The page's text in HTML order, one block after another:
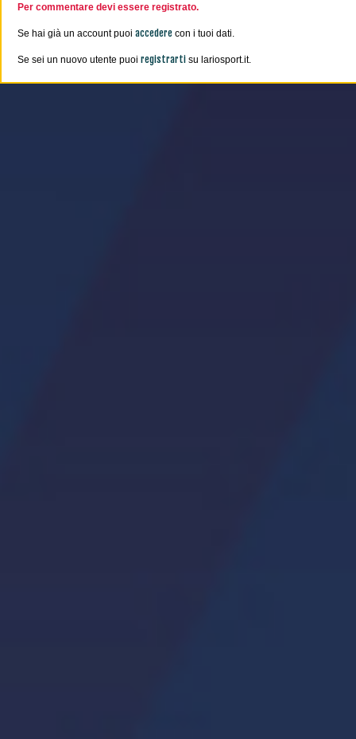
Per commentare devi essere registrato.
Se hai già un account puoi accedere con i tuoi dati.
Se sei un nuovo utente puoi registrarti su lariosport.it.